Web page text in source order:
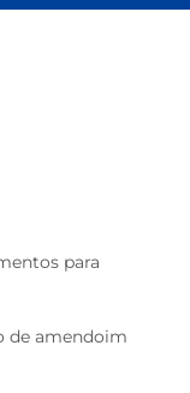
para
de amendoim